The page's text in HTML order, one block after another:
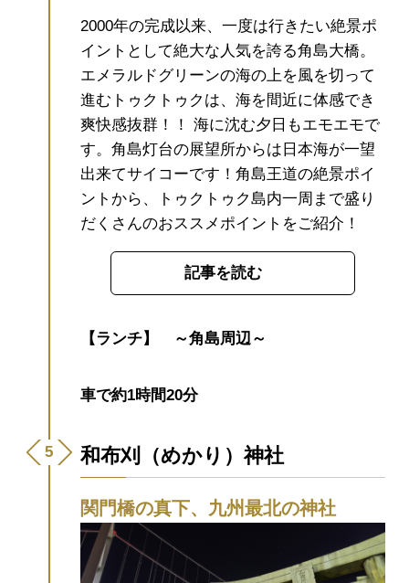
2000年の完成以来、一度は行きたい絶景ポ
イントとして絶大な人気を誇る角島大橋。
エメラルドグリーンの海の上を風を切って
進むトゥクトゥクは、海を間近に体感でき
爽快感抜群！！ 海に沈む夕日もエモエモで
す。角島灯台の展望所からは日本海が一望
出来てサイコーです！角島王道の絶景ポイ
ントから、トゥクトゥク島内一周まで盛り
だくさんのおススメポイントをご紹介！
記事を読む
【ランチ】 ～角島周辺～
車で約1時間20分
和布刈（めかり）神社
関門橋の真下、九州最北の神社